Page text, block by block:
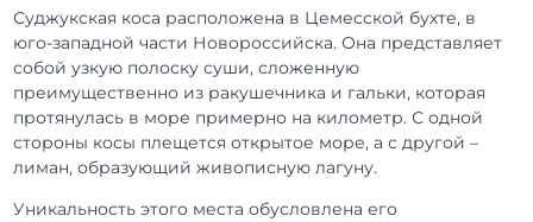
Суджукская коса расположена в Цемесской бухте, в
юго-западной части Новороссийска. Она представляет
собой узкую полоску суши, сложенную
преимущественно из ракушечника и гальки, которая
протянулась в море примерно на километр. С одной
стороны косы плещется открытое море, а с другой –
лиман, образующий живописную лагуну.
Уникальность этого места обусловлена его